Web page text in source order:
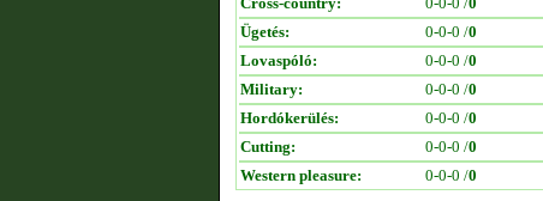
Ügetés:
0-0-0 /0
Lovaspóló:
0-0-0 /0
Military:
0-0-0 /0
Hordókerülés:
0-0-0 /0
Cutting:
0-0-0 /0
Western pleasure:
0-0-0 /0